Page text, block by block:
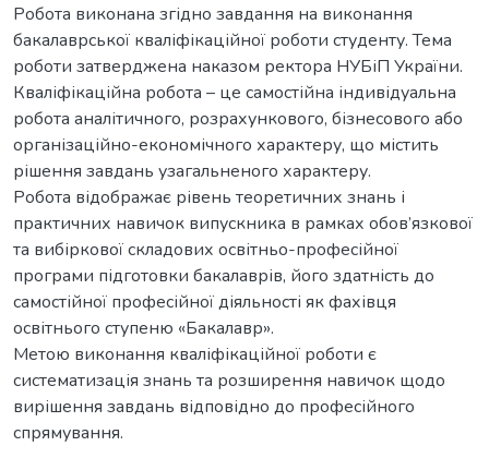
Робота виконана згідно завдання на виконання
бакалаврської кваліфікаційної роботи студенту. Тема
роботи затверджена наказом ректора НУБіП України.
Кваліфікаційна робота – це самостійна індивідуальна
робота аналітичного, розрахункового, бізнесового або
організаційно-економічного характеру, що містить
рішення завдань узагальненого характеру.
Робота відображає рівень теоретичних знань і
практичних навичок випускника в рамках обов’язкової
та вибіркової складових освітньо-професійної
програми підготовки бакалаврів, його здатність до
самостійної професійної діяльності як фахівця
освітнього ступеню «Бакалавр».
Метою виконання кваліфікаційної роботи є
систематизація знань та розширення навичок щодо
вирішення завдань відповідно до професійного
спрямування.